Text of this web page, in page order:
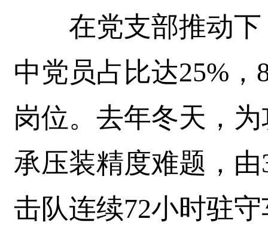
在党支部推动下
中党员占比达25%
岗位。去年冬天，
承压装精度难题，
击队连续72小时驻